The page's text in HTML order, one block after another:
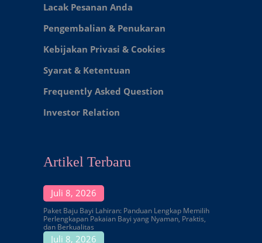
Lacak Pesanan Anda
Pengembalian & Penukaran
Kebijakan Privasi & Cookies
Syarat & Ketentuan
Frequently Asked Question
Investor Relation
Artikel Terbaru
Juli 8, 2026
Paket Baju Bayi Lahiran: Panduan Lengkap Memilih
Perlengkapan Pakaian Bayi yang Nyaman, Praktis,
dan Berkualitas
Juli 8, 2026